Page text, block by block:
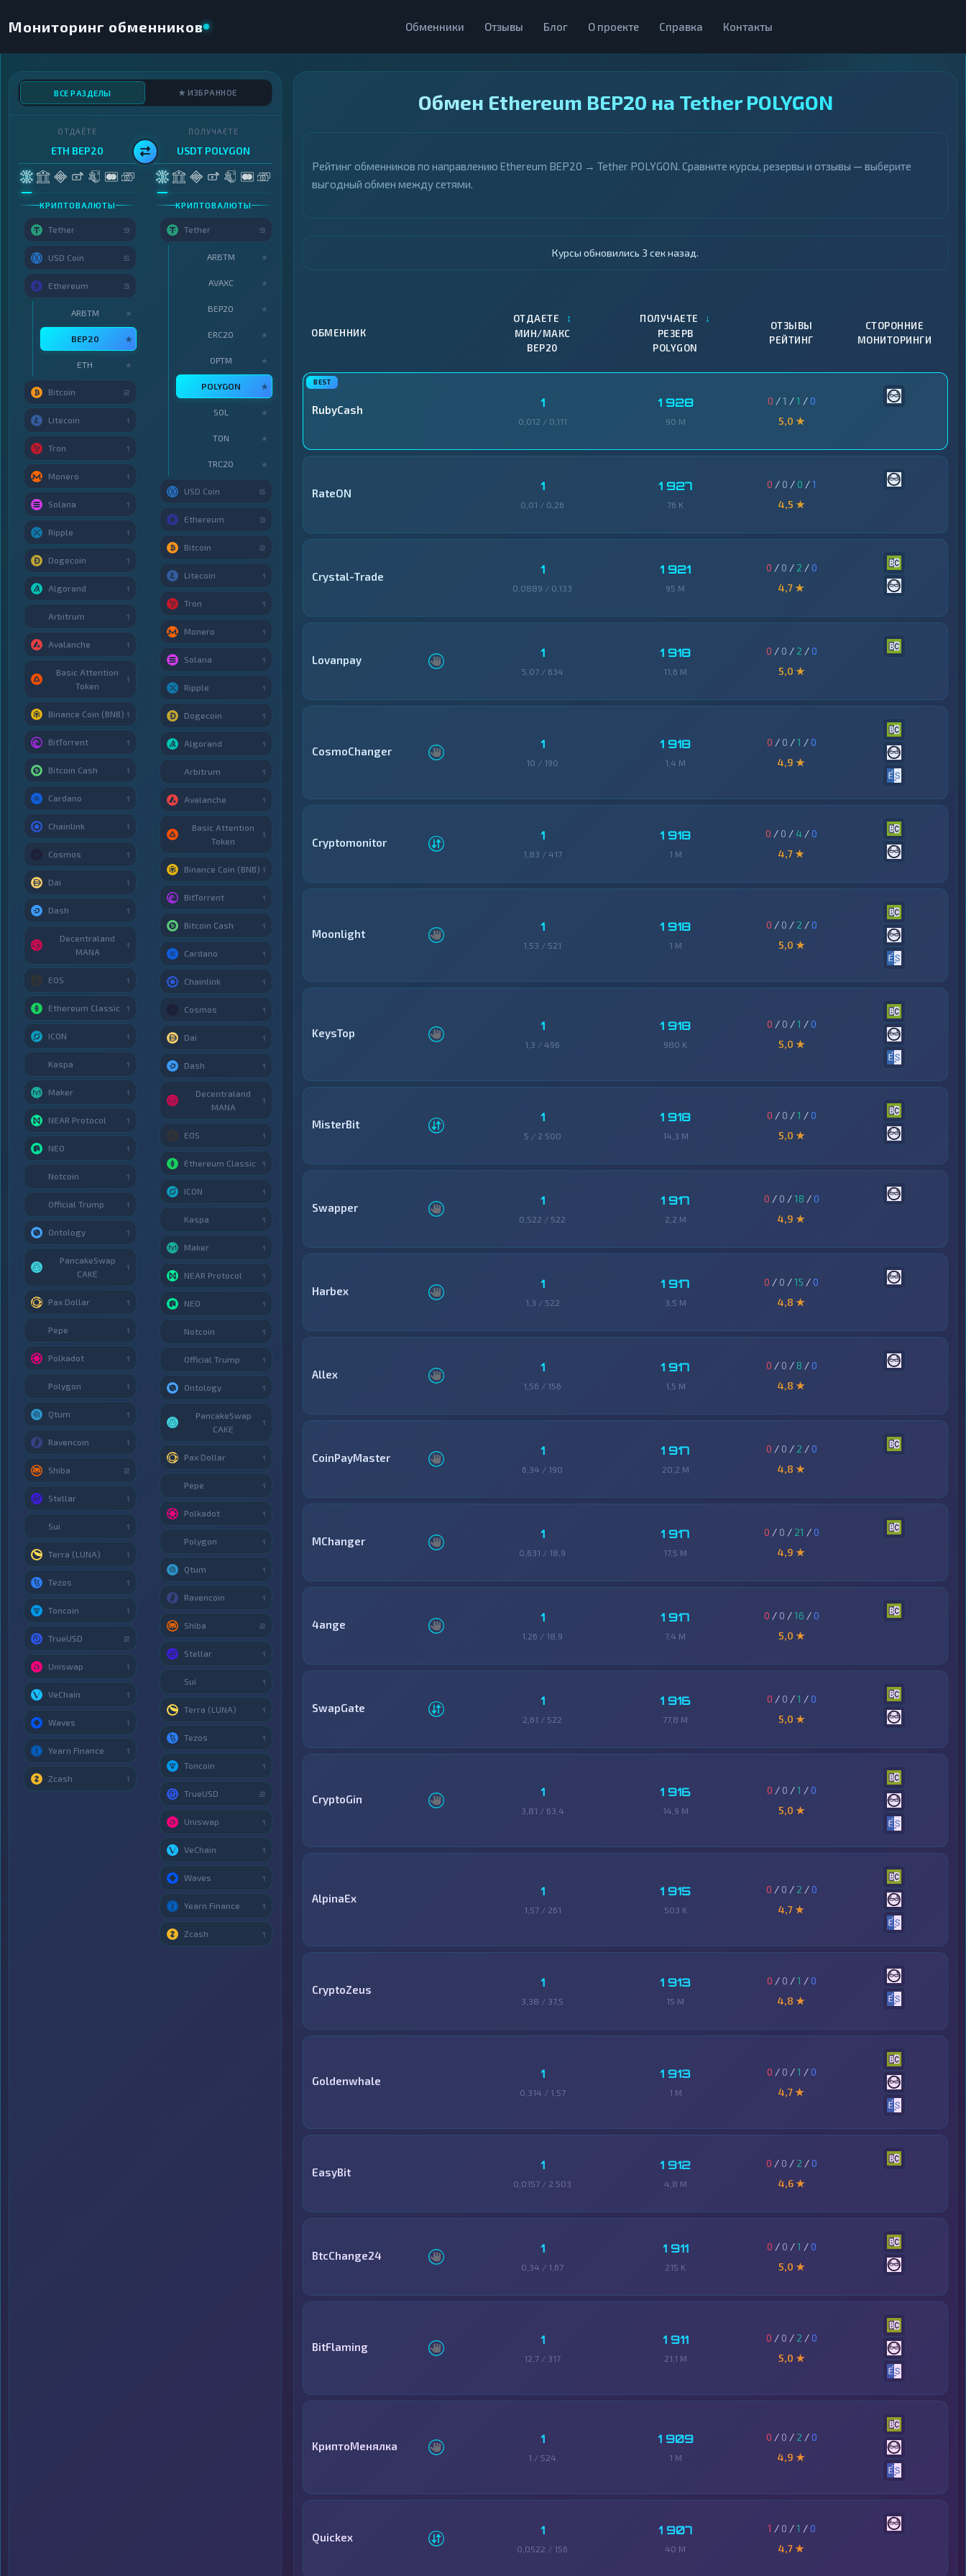
Мониторинг обменников Обменники Отзывы Блог О проекте Справка Контакты
Обмен Ethereum BEP20 на Tether POLYGON
Рейтинг обменников по направлению Ethereum BEP20 → Tether POLYGON. Сравните курсы, резервы и отзывы — выберите
выгодный обмен между сетями.
Курсы обновились 4 сек назад.
ОБМЕННИК
ОТДАЕТЕ ↕
МИН/МАКС
BEP20
ПОЛУЧАЕТЕ ↓
РЕЗЕРВ
POLYGON
ОТЗЫВЫ
РЕЙТИНГ
СТОРОННИЕ
МОНИТОРИНГИ
RubyCash 1
0,012 / 0,111
1 928
90 M
0 /1 /1 /0
5,0 ★
RateON 1
0,01 / 0,26
1 927
76 K
0 / 0 / 0 /1
4,5 ★
Crystal-Trade 1
0,0889 / 0,133
1 921
95 M
0 / 0 / 2 /0
4,7 ★
Lovanpay 1
5,07 / 634
1 918
11,6 M
0 / 0 / 2 /0
5,0 ★
CosmoChanger 1
10 / 190
1 918
1,4 M
0 / 0 /1 /0
4,9 ★
Cryptomonitor 1
1,83 / 417
1 918
1 M
0 / 0 / 4 /0
4,7 ★
Moonlight 1
1,53 / 521
1 918
1 M
0 / 0 / 2 /0
5,0 ★
KeysTop 1
1,3 / 496
1 918
980 K
0 / 0 /1 /0
5,0 ★
MisterBit 1
5 / 2 500
1 918
14,3 M
0 / 0 /1 /0
5,0 ★
Swapper 1
0,522 / 522
1 917
2,2 M
0 / 0 /18 /0
4,9 ★
Harbex 1
1,3 / 522
1 917
3,5 M
0 / 0 /15 /0
4,8 ★
Allex 1
1,56 / 156
1 917
1,5 M
0 / 0 / 8 /0
4,8 ★
CoinPayMaster 1
6,34 / 190
1 917
20,2 M
0 / 0 / 2 /0
4,8 ★
MChanger 1
0,631 / 18,9
1 917
17,5 M
0 / 0 / 21 /0
4,9 ★
4ange 1
1,26 / 18,9
1 917
7,4 M
0 / 0 /16 /0
5,0 ★
SwapGate 1
2,61 / 522
1 916
77,8 M
0 / 0 /1 /0
5,0 ★
CryptoGin 1
3,81 / 63,4
1 916
14,9 M
0 / 0 /1 /0
5,0 ★
AlpinaEx 1
1,57 / 261
1 915
503 K
0 / 0 / 2 /0
4,7 ★
CryptoZeus 1
3,38 / 37,5
1 913
15 M
0 / 0 /1 /0
4,8 ★
Goldenwhale 1
0,314 / 1,57
1 913
1 M
0 / 0 /1 /0
4,7 ★
EasyBit 1
0,0157 / 2 503
1 912
4,8 M
0 / 0 / 2 /0
4,6 ★
BtcChange24 1
0,34 / 1,67
1 911
215 K
0 / 0 /1 /0
5,0 ★
BitFlaming 1
12,7 / 317
1 911
21,1 M
0 / 0 / 2 /0
5,0 ★
КриптоМенялка 1
1 / 524
1 909
1 M
0 / 0 / 2 /0
4,9 ★
Quickex 1
0,0522 / 156
1 907
40 M
1 / 0 /1 /0
4,7 ★
ВСЕ РАЗДЕЛЫ ★ ИЗБРАННОЕ
ОТДАЁТЕ
ETH BEP20
КРИПТОВАЛЮТЫ
Tether 9
USD Coin 5
Ethereum 3
ARBTM ★
BEP20 ★
ETH ★
Bitcoin 2
Litecoin 1
Tron 1
Monero 1
Solana 1
Ripple 1
Dogecoin 1
Algorand 1
Arbitrum 1
Avalanche 1
Basic Attention
Token
1
Binance Coin (BNB) 1
BitTorrent 1
Bitcoin Cash 1
Cardano 1
Chainlink 1
Cosmos 1
Dai 1
Dash 1
Decentraland
MANA
1
EOS 1
Ethereum Classic 1
ICON 1
Kaspa 1
Maker 1
NEAR Protocol 1
NEO 1
Notcoin 1
Official Trump 1
Ontology 1
PancakeSwap
CAKE
1
Pax Dollar 1
Pepe 1
Polkadot 1
Polygon 1
Qtum 1
Ravencoin 1
Shiba 2
Stellar 1
Sui 1
Terra (LUNA) 1
Tezos 1
Toncoin 1
TrueUSD 2
Uniswap 1
VeChain 1
Waves 1
Yearn Finance 1
Zcash 1
ПОЛУЧАЕТЕ
USDT POLYGON
КРИПТОВАЛЮТЫ
Tether 9
ARBTM ★
AVAXC ★
BEP20 ★
ERC20 ★
OPTM ★
POLYGON ★
SOL ★
TON ★
TRC20 ★
USD Coin 5
Ethereum 3
Bitcoin 2
Litecoin 1
Tron 1
Monero 1
Solana 1
Ripple 1
Dogecoin 1
Algorand 1
Arbitrum 1
Avalanche 1
Basic Attention
Token
1
Binance Coin (BNB) 1
BitTorrent 1
Bitcoin Cash 1
Cardano 1
Chainlink 1
Cosmos 1
Dai 1
Dash 1
Decentraland
MANA
1
EOS 1
Ethereum Classic 1
ICON 1
Kaspa 1
Maker 1
NEAR Protocol 1
NEO 1
Notcoin 1
Official Trump 1
Ontology 1
PancakeSwap
CAKE
1
Pax Dollar 1
Pepe 1
Polkadot 1
Polygon 1
Qtum 1
Ravencoin 1
Shiba 2
Stellar 1
Sui 1
Terra (LUNA) 1
Tezos 1
Toncoin 1
TrueUSD 2
Uniswap 1
VeChain 1
Waves 1
Yearn Finance 1
Zcash 1